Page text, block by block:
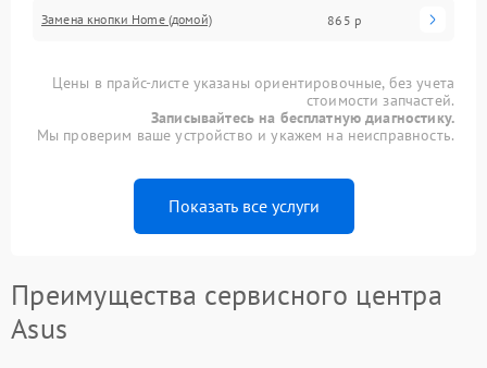
Замена кнопки Home (домой) 865 р
Цены в прайс-листе указаны ориентировочные, без учета
стоимости запчастей.
Записывайтесь на бесплатную диагностику.
Мы проверим ваше устройство и укажем на неисправность.
Показать все услуги
Преимущества сервисного центра
Asus